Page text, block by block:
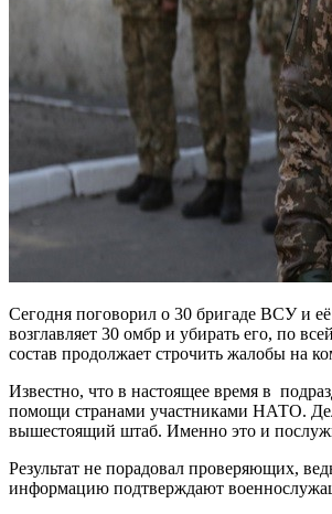
Сегодня поговорил о 30 бригаде ВСУ и
возглавляет 30 омбр и убирать его, по
состав продолжает строчить жалобы на
Известно, что в настоящее время в
помощи странами участниками НАТО.
вышестоящий штаб. Именно это и
Результат не порадовал проверяющих,
информацию подтверждают